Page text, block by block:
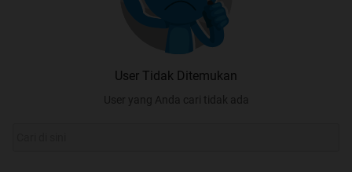
User Tidak Ditemukan
User yang Anda cari tidak ada